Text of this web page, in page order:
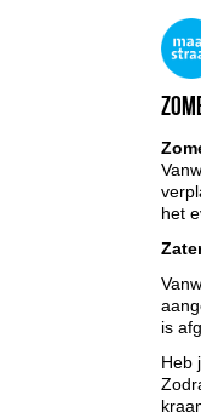
het
is
Heb